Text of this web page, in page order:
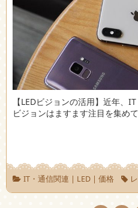
【LEDビジョンの活用】近年、
ビジョンはますます注目を集めて
IT・通信関連 | LED| 価格